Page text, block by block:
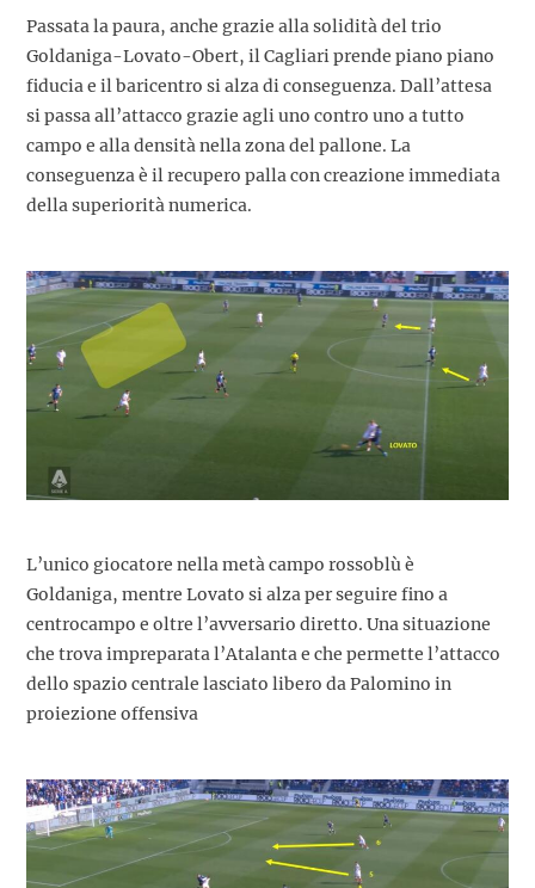
Passata la paura, anche grazie alla solidità del trio
Goldaniga-Lovato-Obert, il Cagliari prende piano piano
fiducia e il baricentro si alza di conseguenza. Dall’attesa
si passa all’attacco grazie agli uno contro uno a tutto
campo e alla densità nella zona del pallone. La
conseguenza è il recupero palla con creazione immediata
della superiorità numerica.
L’unico giocatore nella metà campo rossoblù è
Goldaniga, mentre Lovato si alza per seguire fino a
centrocampo e oltre l’avversario diretto. Una situazione
che trova impreparata l’Atalanta e che permette l’attacco
dello spazio centrale lasciato libero da Palomino in
proiezione offensiva